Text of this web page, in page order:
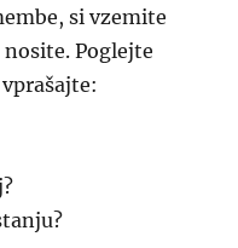
si vzemite
Poglejte